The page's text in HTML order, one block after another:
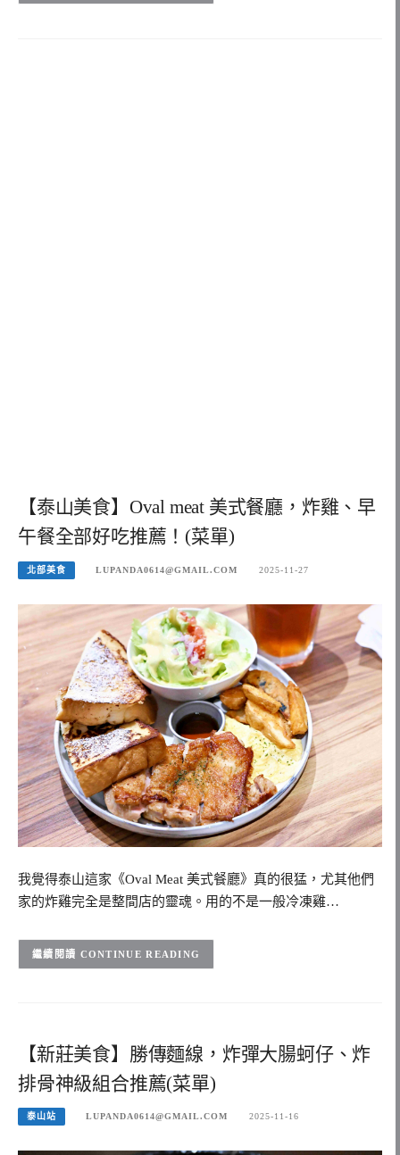
【泰山美食】Oval meat 美式餐廳，炸雞、早
午餐全部好吃推薦！(菜單)
北部美食 LUPANDA0614@GMAIL.COM 2025-11-27
我覺得泰山這家《Oval Meat 美式餐廳》真的很猛，尤其他們
家的炸雞完全是整間店的靈魂。用的不是一般冷凍雞…
CONTINUE READING
【新莊美食】勝傳麵線，炸彈大腸蚵仔、炸
排骨神級組合推薦(菜單)
泰山站 LUPANDA0614@GMAIL.COM 2025-11-16